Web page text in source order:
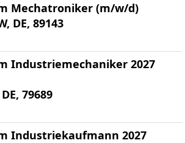
Mechatroniker (m/w/d)
DE, 89143
Industriemechaniker 2027
79689
Industriekaufmann 2027